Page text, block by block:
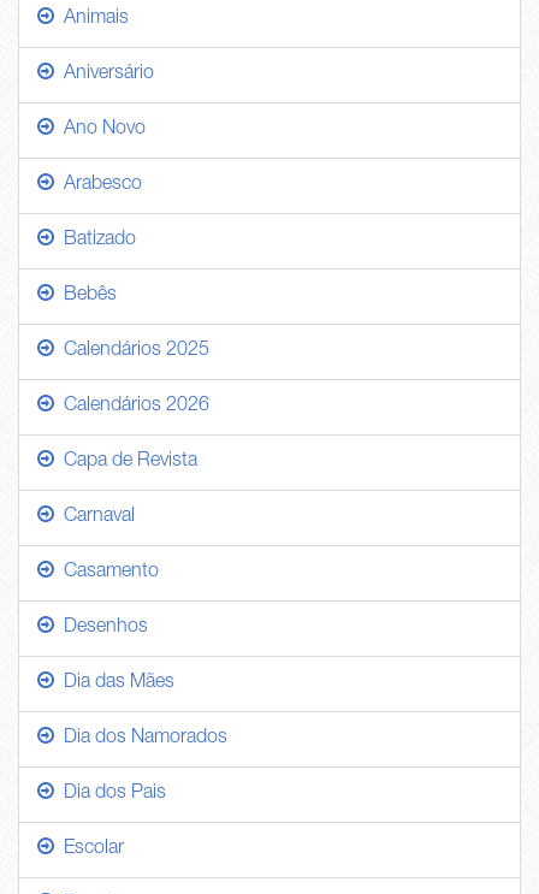
Animais
Aniversário
Ano Novo
Arabesco
Batizado
Bebês
Calendários 2025
Calendários 2026
Capa de Revista
Carnaval
Casamento
Desenhos
Dia das Mães
Dia dos Namorados
Dia dos Pais
Escolar